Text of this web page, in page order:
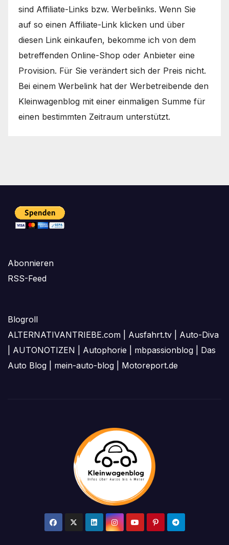
sind Affiliate-Links bzw. Werbelinks. Wenn Sie
auf so einen Affiliate-Link klicken und über
diesen Link einkaufen, bekomme ich von dem
betreffenden Online-Shop oder Anbieter eine
Provision. Für Sie verändert sich der Preis nicht.
Bei einem Werbelink hat der Werbetreibende den
Kleinwagenblog mit einer einmaligen Summe für
einen bestimmten Zeitraum unterstützt.
Abonnieren
RSS-Feed
Blogroll
ALTERNATIVANTRIEBE.com
Ausfahrt.tv
Auto-Diva
AUTONOTIZEN Autophorie mbpassionblog
Das
Auto Blog
mein-auto-blog Motoreport.de